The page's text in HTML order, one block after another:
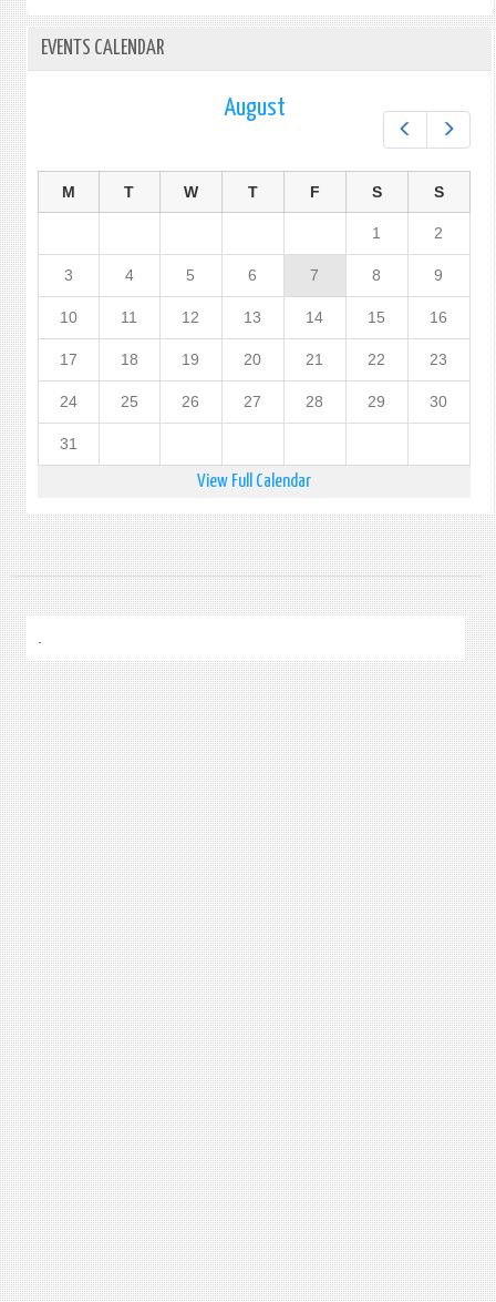
EVENTS CALENDAR
August
M T W T F S S
1 2
3 4 5 6 7 8 9
10 11 12 13 14 15 16
17 18 19 20 21 22 23
24 25 26 27 28 29 30
31
View Full Calendar